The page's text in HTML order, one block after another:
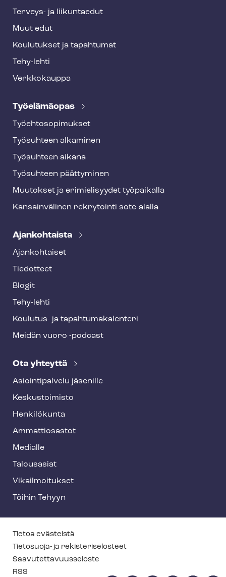
Terveys- ja liikuntaedut
Muut edut
Koulutukset ja tapahtumat
Tehy-lehti
Verkkokauppa
Työelämäopas
Työ­eh­to­so­pi­muk­set
Työsuhteen alkaminen
Työsuhteen aikana
Työsuhteen päättyminen
Muutokset ja erimielisyydet työpaikalla
Kansainvälinen rekrytointi sote-alalla
Ajankohtaista
Ajankohtaiset
Tiedotteet
Blogit
Tehy-lehti
Koulutus- ja ta­pah­tu­ma­ka­len­te­ri
Meidän vuoro -podcast
Ota yhteyttä
Asioin­ti­pal­ve­lu jäsenille
Keskustoimisto
Henkilökunta
Ammattiosastot
Medialle
Talousasiat
Vi­kail­moi­tuk­set
Töihin Tehyyn
T
e
h
Tietoa evästeistä
Tietosuoja- ja re­kis­te­ri­se­los­teet
Saa­vu­tet­ta­vuus­se­los­te
RSS